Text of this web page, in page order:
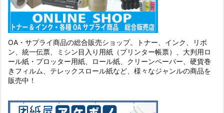
OA・サプライ商品の総合販売ショップ。トナー、インク、リボ
ン、統一伝票、ミシン目入り用紙（プリンター帳票）、大判用ロ
ール紙・プロッター用紙、ロール紙、クリーンペーパー、硬貨巻
きフィルム、テレックスロール紙など、様々なジャンルの商品を
販売中！